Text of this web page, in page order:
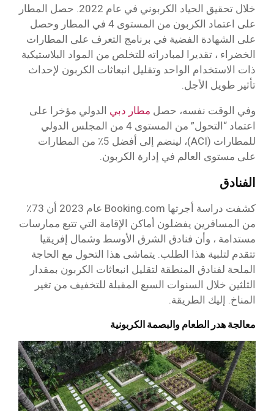
خلال تحقيق الحياد الكربوني في عام 2022. حصل المطار
على اعتماد الكربون من المستوى 4 في المطار وحصل
على الشهادة الفضية في برنامج التعرف على المطارات
الخضراء ، تقديرا لمبادراته للتخلص من المواد البلاستيكية
ذات الاستخدام الواحد وتقليل انبعاثات الكربون لإحداث
تأثير طويل الأجل.
وفي الوقت نفسه، حصل مطار دبي الدولي مؤخرا على
اعتماد “التحول” من المستوى 4 من المجلس الدولي
للمطارات (ACI)، لينضم إلى أفضل 5٪ من المطارات
على مستوى العالم في إدارة الكربون.
الفنادق
كشفت دراسة أجرتها Booking.com عام 2023 أن 73٪
من المسافرين يفضلون أماكن الإقامة التي تتبع ممارسات
مستدامة ، وأن فنادق الشرق الأوسط وشمال إفريقيا
تتقدم لتلبية هذا الطلب. يتماشى هذا التحول مع الحاجة
الملحة لفنادق المنطقة لتقليل انبعاثات الكربون بمقدار
الثلثين خلال السنوات السبع المقبلة للتخفيف من تغير
المناخ. إليك الطريقة.
معالجة هدر الطعام والبصمة الكربونية